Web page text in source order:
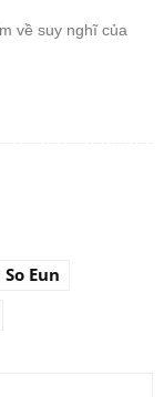
về suy nghĩ của
Eun